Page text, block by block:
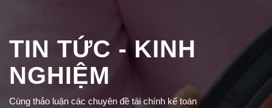
TIN TỨC - KINH
NGHIỆM
Cùng thảo luận các chuyên đề tài chính kế toán